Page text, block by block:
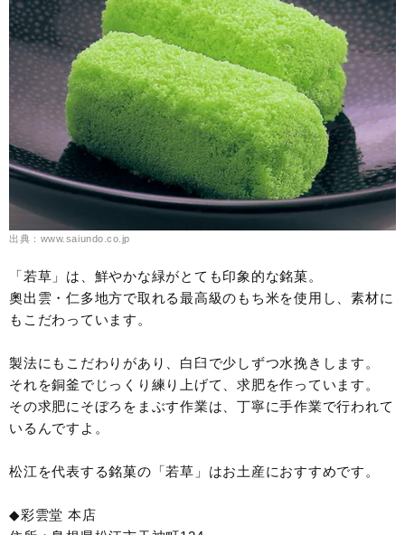
出典：www.saiundo.co.jp
「若草」は、鮮やかな緑がとても印象的な銘菓。
奧出雲・仁多地方で取れる最高級のもち米を使用し、素材に
もこだわっています。
製法にもこだわりがあり、白臼で少しずつ水挽きします。
それを銅釜でじっくり練り上げて、求肥を作っています。
その求肥にそぼろをまぶす作業は、丁寧に手作業で行われて
いるんですよ。
松江を代表する銘菓の「若草」はお土産におすすめです。
◆彩雲堂 本店